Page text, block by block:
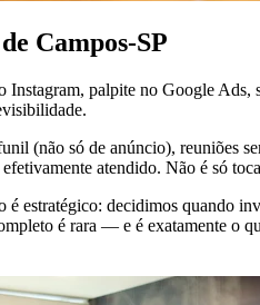
Campos-SP
palpite no Google
(não só de anúncio), reuniões
atendido. Não é só
estratégico: decidimos quando
é rara — e é exatamente o